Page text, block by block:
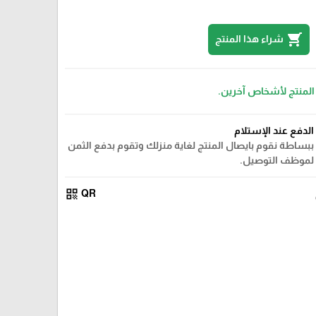
shopping_cart شراء هذا المنتج
المنتج لأشخاص آخرين.
الدفع عند الإستلام
ببساطة نقوم بايصال المنتج لغاية منزلك وتقوم بدفع الثمن
لموظف التوصيل.
QR
qr_code